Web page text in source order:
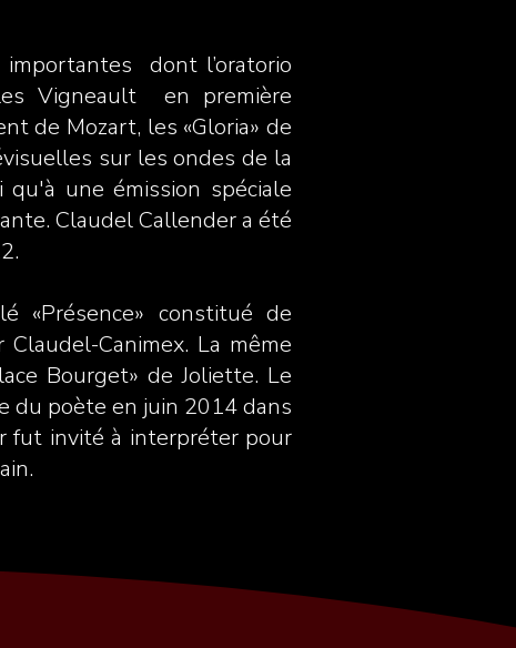
dont l’oratorio
Vigneault en première
de Mozart, les «Gloria» de
sur les ondes de la
qu'à une émission spéciale
Claudel Callender a été
«Présence» constitué de
Canimex. La même
Bourget» de Joliette. Le
du poète en juin 2014 dans
fut invité à interpréter pour